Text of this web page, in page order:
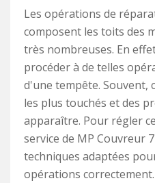
Les opérations de
composent les toits des
très nombreuses. En
procéder à de telles
d'une tempête. Souvent,
les plus touchés et des
apparaître. Pour régler
service de MP Couvreur
techniques adaptées
opérations